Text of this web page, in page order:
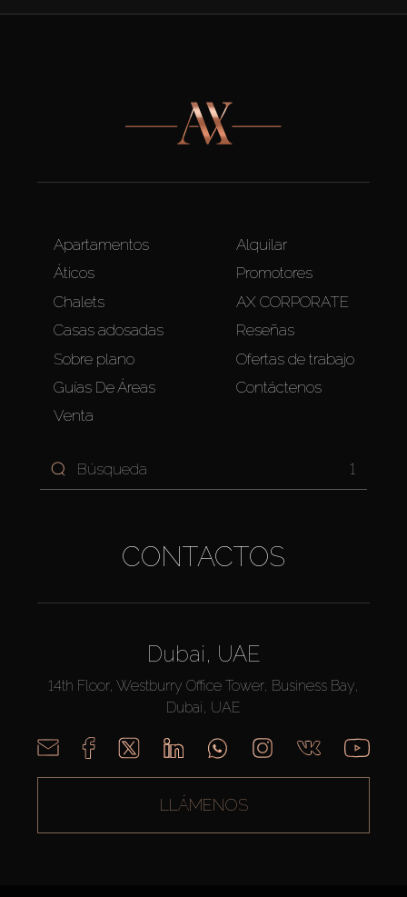
Apartamentos
Áticos
Chalets
Casas adosadas
Sobre plano
Guías De Áreas
Venta
Alquilar
Promotores
AX CORPORATE
Reseñas
Ofertas de trabajo
Contáctenos
1
CONTACTOS
Dubai, UAE
14th Floor, Westburry Office Tower, Business Bay,
Dubai, UAE
LLÁMENOS